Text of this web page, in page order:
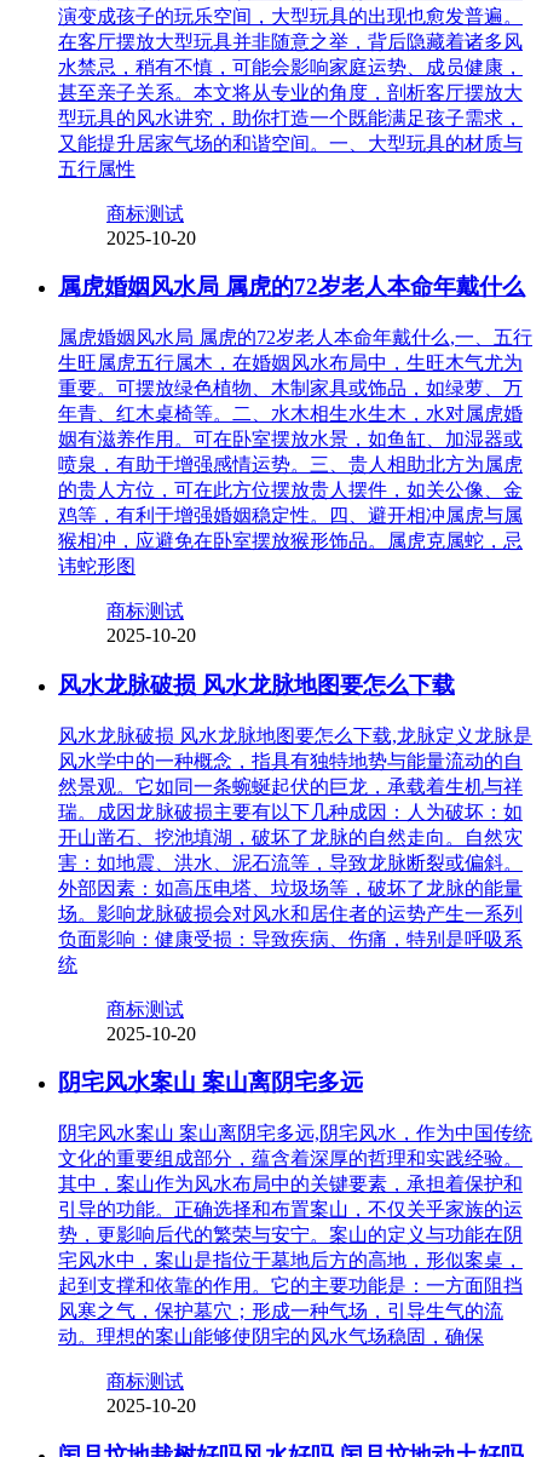
演变成孩子的玩乐空间，大型玩具的出现也愈发普遍。
在客厅摆放大型玩具并非随意之举，背后隐藏着诸多风
水禁忌，稍有不慎，可能会影响家庭运势、成员健康，
甚至亲子关系。本文将从专业的角度，剖析客厅摆放大
型玩具的风水讲究，助你打造一个既能满足孩子需求，
又能提升居家气场的和谐空间。一、大型玩具的材质与
五行属性
商标测试
2025-10-20
属虎婚姻风水局 属虎的72岁老人本命年戴什么
属虎婚姻风水局 属虎的72岁老人本命年戴什么,一、五行
生旺属虎五行属木，在婚姻风水布局中，生旺木气尤为
重要。可摆放绿色植物、木制家具或饰品，如绿萝、万
年青、红木桌椅等。二、水木相生水生木，水对属虎婚
姻有滋养作用。可在卧室摆放水景，如鱼缸、加湿器或
喷泉，有助于增强感情运势。三、贵人相助北方为属虎
的贵人方位，可在此方位摆放贵人摆件，如关公像、金
鸡等，有利于增强婚姻稳定性。四、避开相冲属虎与属
猴相冲，应避免在卧室摆放猴形饰品。属虎克属蛇，忌
讳蛇形图
商标测试
2025-10-20
风水龙脉破损 风水龙脉地图要怎么下载
风水龙脉破损 风水龙脉地图要怎么下载,龙脉定义龙脉是
风水学中的一种概念，指具有独特地势与能量流动的自
然景观。它如同一条蜿蜒起伏的巨龙，承载着生机与祥
瑞。成因龙脉破损主要有以下几种成因：人为破坏：如
开山凿石、挖池填湖，破坏了龙脉的自然走向。自然灾
害：如地震、洪水、泥石流等，导致龙脉断裂或偏斜。
外部因素：如高压电塔、垃圾场等，破坏了龙脉的能量
场。影响龙脉破损会对风水和居住者的运势产生一系列
负面影响：健康受损：导致疾病、伤痛，特别是呼吸系
统
商标测试
2025-10-20
阴宅风水案山 案山离阴宅多远
阴宅风水案山 案山离阴宅多远,阴宅风水，作为中国传统
文化的重要组成部分，蕴含着深厚的哲理和实践经验。
其中，案山作为风水布局中的关键要素，承担着保护和
引导的功能。正确选择和布置案山，不仅关乎家族的运
势，更影响后代的繁荣与安宁。案山的定义与功能在阴
宅风水中，案山是指位于墓地后方的高地，形似案桌，
起到支撑和依靠的作用。它的主要功能是：一方面阻挡
风寒之气，保护墓穴；形成一种气场，引导生气的流
动。理想的案山能够使阴宅的风水气场稳固，确保
商标测试
2025-10-20